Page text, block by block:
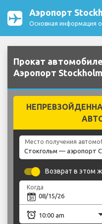
Аэропорт
Основная информация
Прокат
Аэропорт
Место получения
Возврат в этом
Когда